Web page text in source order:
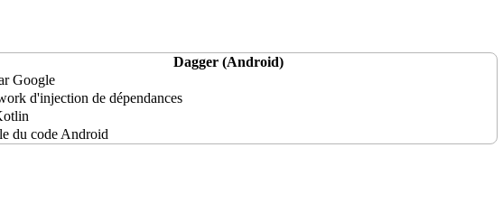
Dagger (Android)
Google
d'injection de dépendances
du code Android